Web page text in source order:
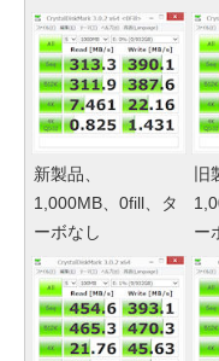
新製品、
1,000MB、0fill、タ
ーボなし
旧
ー